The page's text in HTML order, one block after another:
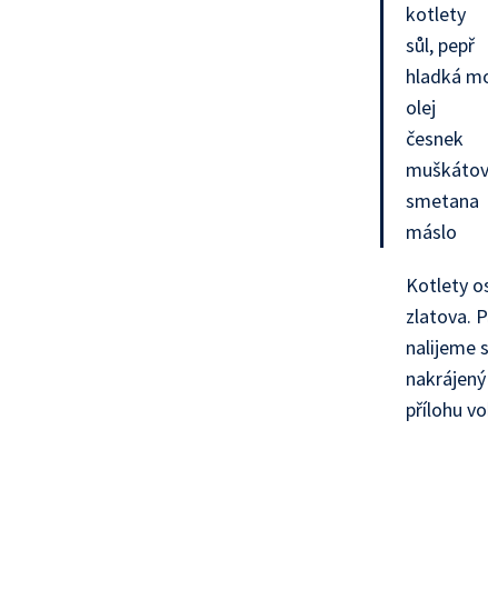
kotlety
sůl, pepř
hladká
olej
česnek
smetana
máslo
Kotlety
zlatova.
nalijeme
přílohu